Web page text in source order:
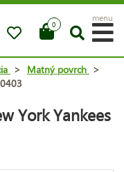
0
menu
> Matný povrch >
York Yankees